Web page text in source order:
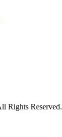
Rights Reserved.